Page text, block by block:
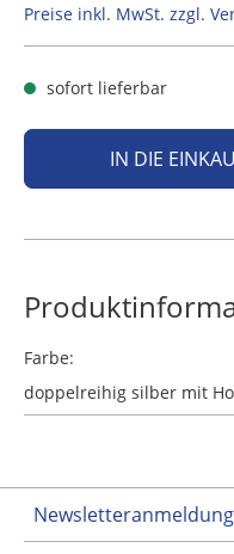
Preise inkl. MwSt. zzgl.
sofort lieferbar
IN DIE
Farbe:
doppelreihig silber mit
Newsletteranmeldung